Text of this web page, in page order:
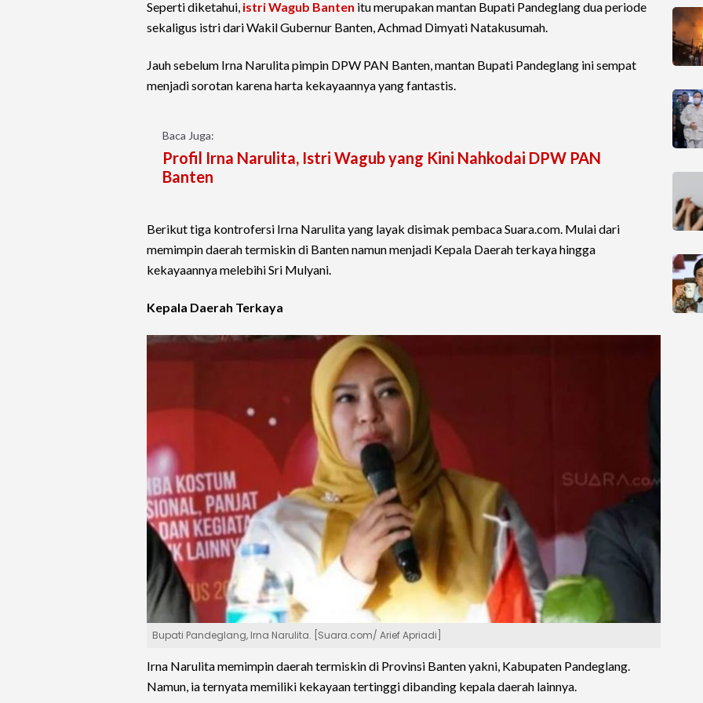
Seperti diketahui, istri Wagub Banten itu merupakan mantan Bupati Pandeglang dua periode
sekaligus istri dari Wakil Gubernur Banten, Achmad Dimyati Natakusumah.
Jauh sebelum Irna Narulita pimpin DPW PAN Banten, mantan Bupati Pandeglang ini sempat
menjadi sorotan karena harta kekayaannya yang fantastis.
Baca Juga:
Profil Irna Narulita, Istri Wagub yang Kini Nahkodai DPW PAN
Banten
Berikut tiga kontrofersi Irna Narulita yang layak disimak pembaca Suara.com. Mulai dari
memimpin daerah termiskin di Banten namun menjadi Kepala Daerah terkaya hingga
kekayaannya melebihi Sri Mulyani.
Kepala Daerah Terkaya
Bupati Pandeglang, Irna Narulita. [Suara.com/ Arief Apriadi]
Irna Narulita memimpin daerah termiskin di Provinsi Banten yakni, Kabupaten Pandeglang.
Namun, ia ternyata memiliki kekayaan tertinggi dibanding kepala daerah lainnya.